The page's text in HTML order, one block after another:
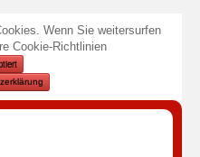
Wenn Sie weitersurfen
Cookie-Richtlinien